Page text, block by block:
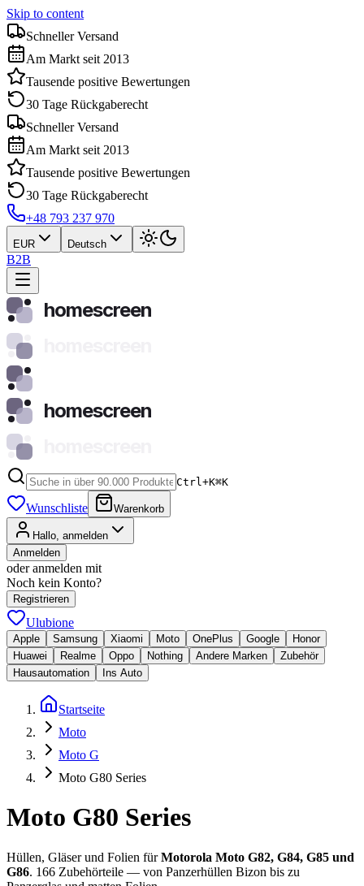
Skip to content
Schneller Versand
Am Markt seit 2013
Tausende positive Bewertungen
30 Tage Rückgaberecht
Schneller Versand
Am Markt seit 2013
Tausende positive Bewertungen
30 Tage Rückgaberecht
+48 793 237 970
EUR Deutsch
B2B
homescreen
homescreen
Ctrl+K⌘K
Wunschliste Warenkorb
Hallo, anmelden
Anmelden
oder anmelden mit
Noch kein Konto?
Registrieren
Ulubione
Apple Samsung Xiaomi Moto OnePlus Google
Honor
Huawei
Realme Oppo Nothing Andere Marken
Zubehör
Hausautomation
Ins Auto
Startseite
Moto
Moto G
Moto G80 Series
Moto G80 Series
Hüllen, Gläser und Folien fürMotorola Moto G82, G84, G85 und
G86. 166 Zubehörteile — von Panzerhüllen Bizon bis zu